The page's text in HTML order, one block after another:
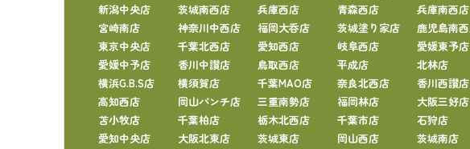
新潟中央店
茨城南西店 兵庫西店 青森西店
兵庫南西店
宮崎南店
神奈川中西店 福岡大呑店 茨城塗り家店
鹿児島南
東京中央店
千葉北西店 愛知西店 岐阜西店
愛媛東予店
愛媛中予店
香川中讃店 鳥取西店 平成店
北林店
横浜G.B.S店
横須賀店 千葉MAO店 奈良北西店
香川西讃店
高知西店
岡山パンチ店 三重南勢店 福岡林店
大阪三好店
苫小牧店
千葉柏店 栃木北西店 千葉市店
石狩店
愛知中央店
大阪北東店 茨城東店 岡山西店
茨城南店